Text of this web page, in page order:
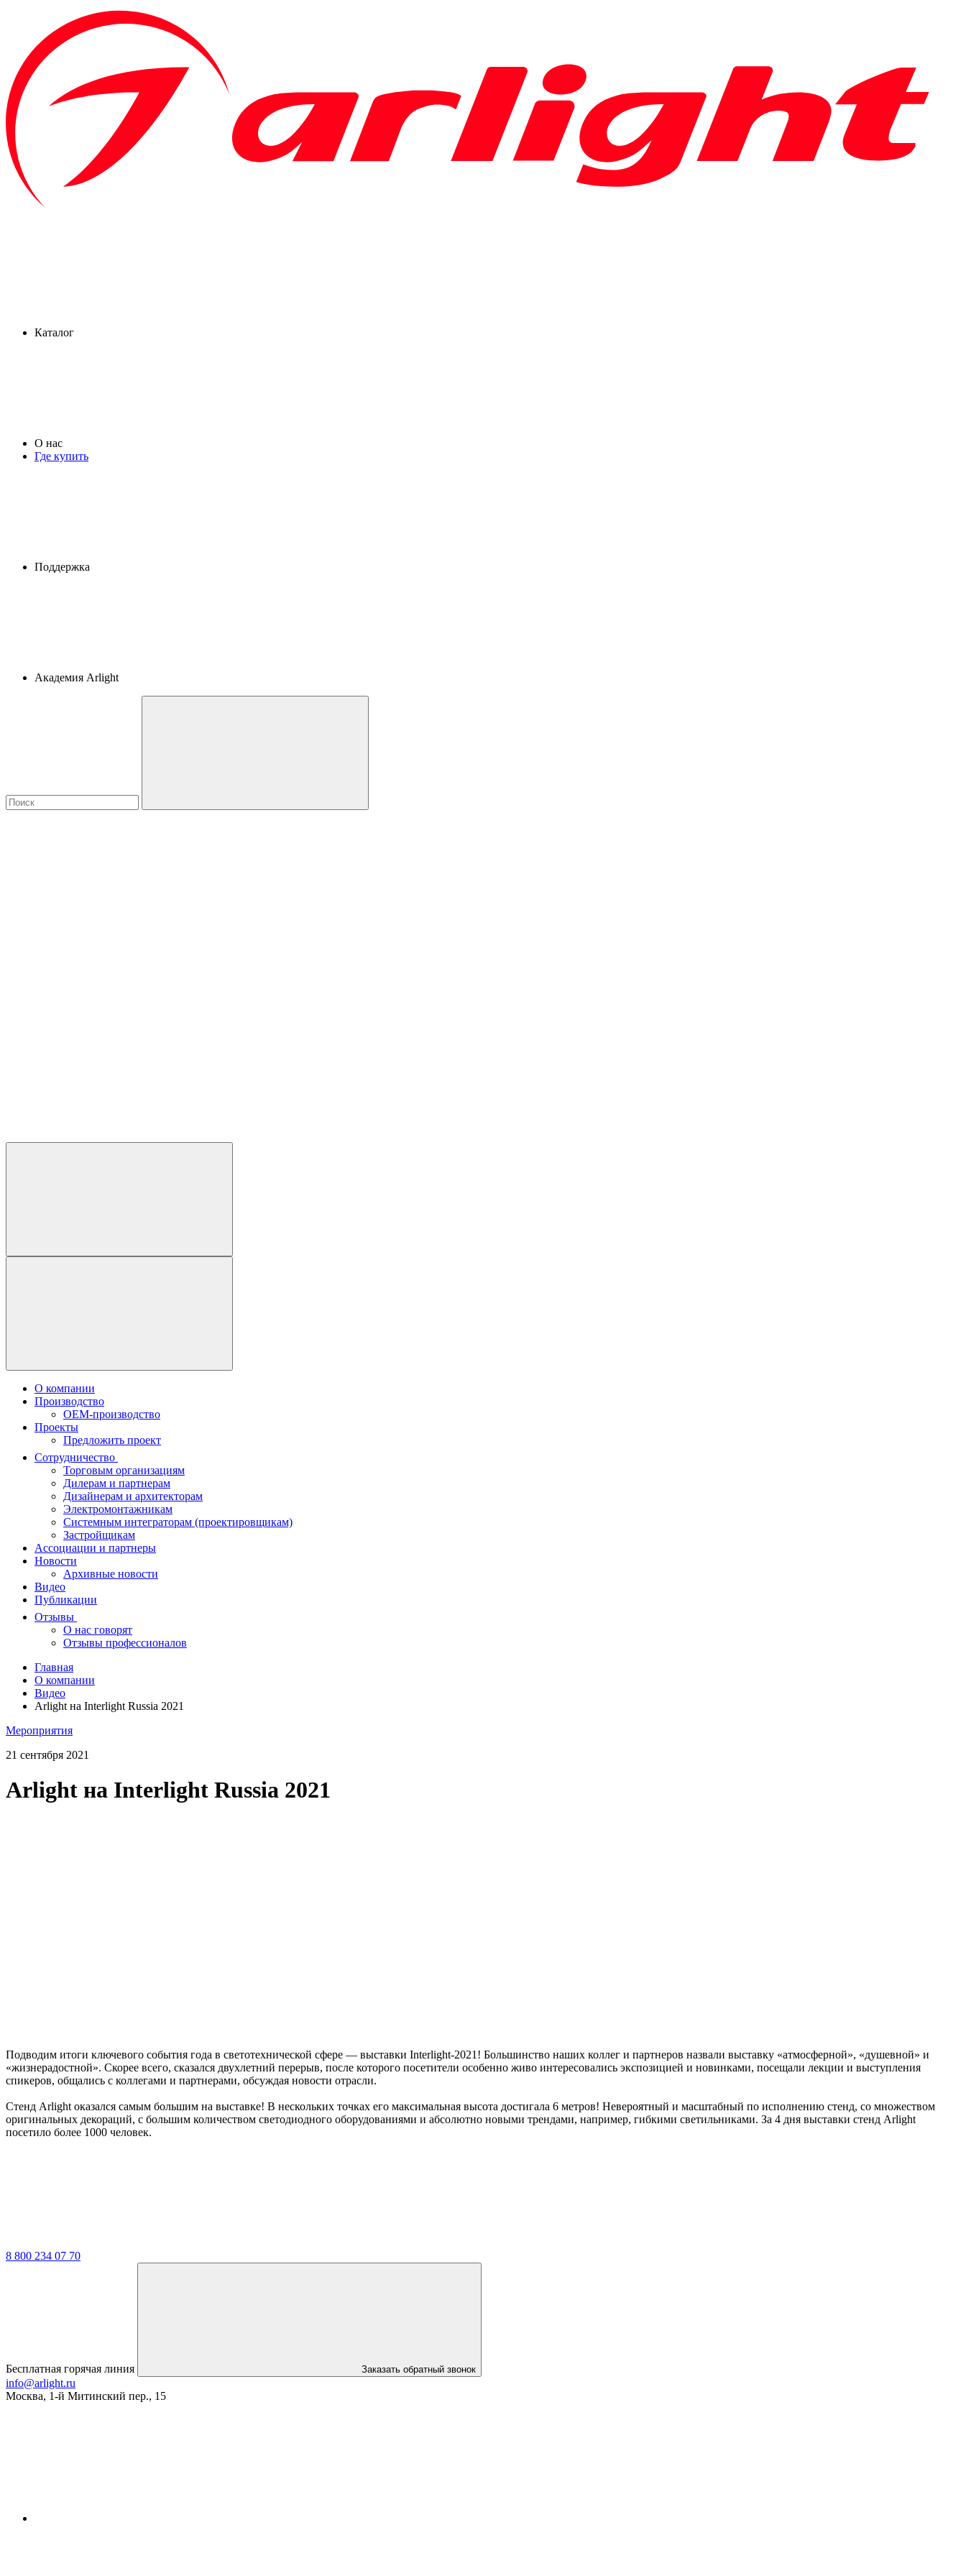
Каталог
О нас
Где купить
Поддержка
Академия Arlight
О компании
Производство
OEM-производство
Проекты
Предложить проект
Сотрудничество
Торговым организациям
Дилерам и партнерам
Дизайнерам и архитекторам
Электромонтажникам
Системным интеграторам (проектировщикам)
Застройщикам
Ассоциации и партнеры
Новости
Архивные новости
Видео
Публикации
Отзывы
О нас говорят
Отзывы профессионалов
Главная
О компании
Видео
Arlight на Interlight Russia 2021
Мероприятия
21 сентября 2021
Arlight на Interlight Russia 2021
Подводим итоги ключевого события года в светотехнической сфере — выставки Interlight-2021! Большинство наших коллег и партнеров назвали выставку «атмосферной», «душевной» и
«жизнерадостной». Скорее всего, сказался двухлетний перерыв, после которого посетители особенно живо интересовались экспозицией и новинками, посещали лекции и выступления
спикеров, общались с коллегами и партнерами, обсуждая новости отрасли.
Стенд Arlight оказался самым большим на выставке! В нескольких точках его максимальная высота достигала 6 метров! Невероятный и масштабный по исполнению стенд, со множеством
оригинальных декораций, с большим количеством светодиодного оборудованиями и абсолютно новыми трендами, например, гибкими светильниками. За 4 дня выставки стенд Arlight
посетило более 1000 человек.
8 800 234 07 70
Бесплатная горячая линия Заказать обратный звонок
info@arlight.ru
Москва, 1-й Митинский пер., 15